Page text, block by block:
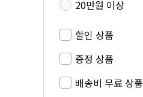
20만원 이상
할인 상품
증정 상품
배송비 무료 상품